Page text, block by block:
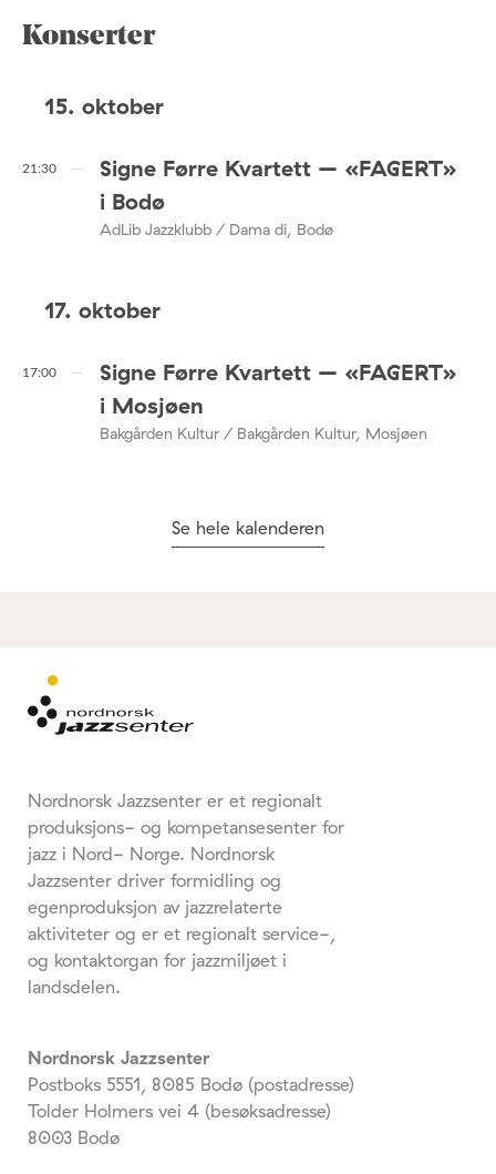
Konserter
15. oktober
21:30
Signe Førre Kvartett – «FAGERT»
i Bodø
AdLib Jazzklubb / Dama di, Bodø
17. oktober
17:00
Signe Førre Kvartett – «FAGERT»
i Mosjøen
Bakgården Kultur / Bakgården Kultur, Mosjøen
Se hele kalenderen
Nordnorsk Jazzsenter er et regionalt
produksjons- og kompetansesenter for
jazz i Nord- Norge. Nordnorsk
Jazzsenter driver formidling og
egenproduksjon av jazzrelaterte
aktiviteter og er et regionalt service-,
og kontaktorgan for jazzmiljøet i
landsdelen.
Nordnorsk Jazzsenter
Postboks 5551, 8085 Bodø (postadresse)
Tolder Holmers vei 4 (besøksadresse)
8003 Bodø